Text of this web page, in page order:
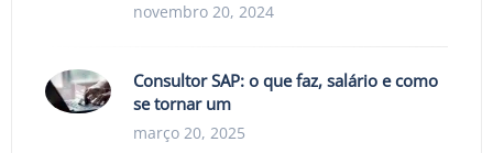
novembro 20, 2024
Consultor SAP: o que faz, salário e como
se tornar um
março 20, 2025